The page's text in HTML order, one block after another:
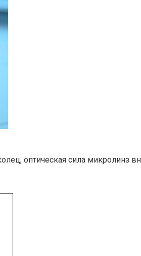
оптическая сила микролинз